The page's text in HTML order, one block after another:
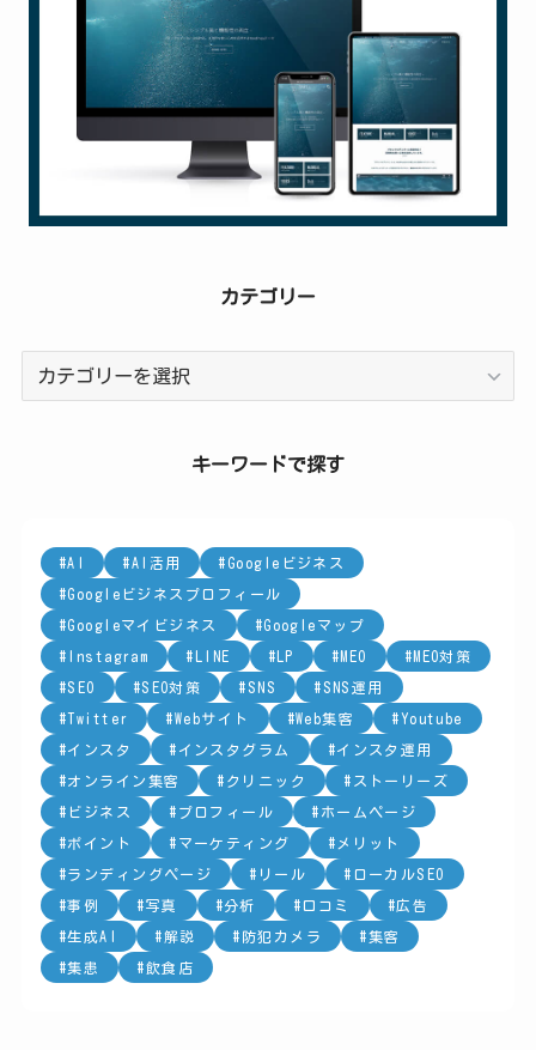
カテゴリー
キーワードで探す
AI AI活用 Googleビジネス
Googleビジネスプロフィール
Googleマイビジネス Googleマップ
Instagram LINE LP MEO MEO対策
SEO SEO対策 SNS SNS運用
Twitter Webサイト Web集客 Youtube
インスタ インスタグラム インスタ運用
オンライン集客 クリニック ストーリーズ
ビジネス プロフィール ホームページ
ポイント マーケティング メリット
ランディングページ リール ローカルSEO
事例 写真 分析 口コミ 広告
生成AI 解説 防犯カメラ 集客
集患 飲食店